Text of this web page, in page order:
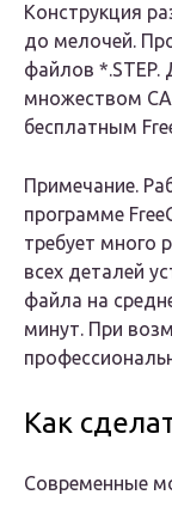
Конструкция
до мелочей.
файлов
множеством
бесплатным
Примечание.
программе
требует много
всех деталей
файла на
минут. При
Как
Современные